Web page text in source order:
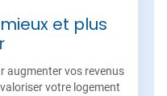
et plus
augmenter vos revenus
votre logement